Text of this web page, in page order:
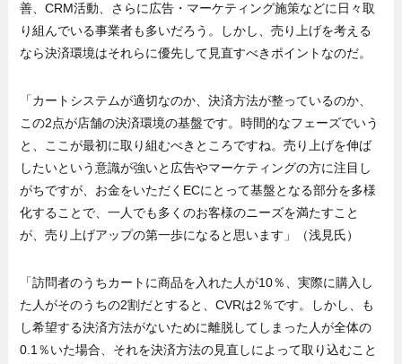
善、CRM活動、さらに広告・マーケティング施策などに日々取
り組んでいる事業者も多いだろう。しかし、売り上げを考える
なら決済環境はそれらに優先して見直すべきポイントなのだ。
「カートシステムが適切なのか、決済方法が整っているのか、
この2点が店舗の決済環境の基盤です。時間的なフェーズでいう
と、ここが最初に取り組むべきところですね。売り上げを伸ば
したいという意識が強いと広告やマーケティングの方に注目し
がちですが、お金をいただくECにとって基盤となる部分を多様
化することで、一人でも多くのお客様のニーズを満たすこと
が、売り上げアップの第一歩になると思います」（浅見氏）
「訪問者のうちカートに商品を入れた人が10％、実際に購入し
た人がそのうちの2割だとすると、CVRは2％です。しかし、も
し希望する決済方法がないために離脱してしまった人が全体の
0.1％いた場合、それを決済方法の見直しによって取り込むこと